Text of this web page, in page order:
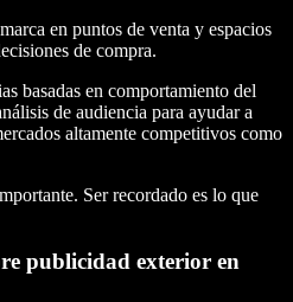
en puntos de venta y espacios
de compra.
basadas en comportamiento del
de audiencia para ayudar a
altamente competitivos como
Ser recordado es lo que
publicidad exterior en